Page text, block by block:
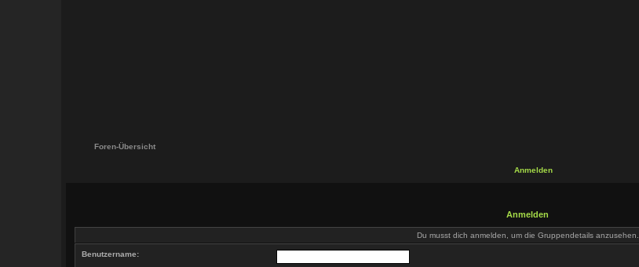
Foren-Übersicht
Anmelden
Anmelden
Du musst dich anmelden, um die Gruppendetails anzusehen.
Benutzername: